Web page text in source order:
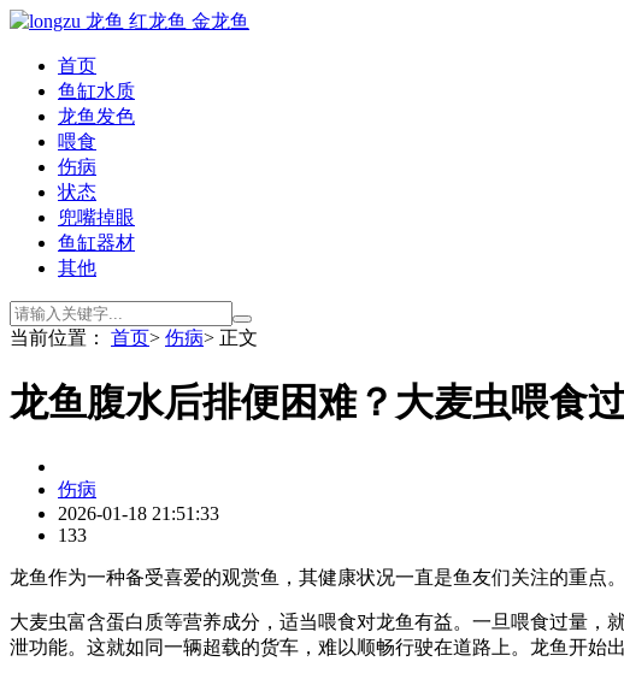
首页
鱼缸水质
龙鱼发色
喂食
伤病
状态
兜嘴掉眼
鱼缸器材
其他
当前位置： 首页> 伤病> 正文
龙鱼腹水后排便困难？大麦虫喂食
伤病
2026-01-18 21:51:33
133
龙鱼作为一种备受喜爱的观赏鱼，其健康状况一直是鱼友们关注的重点
大麦虫富含蛋白质等营养成分，适当喂食对龙鱼有益。一旦喂食过量
泄功能。这就如同一辆超载的货车，难以顺畅行驶在道路上。龙鱼开始